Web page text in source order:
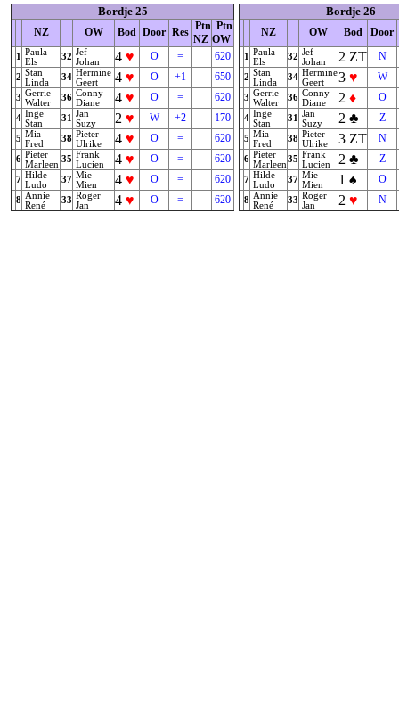
Bordje 25
NZ OW Bod Door Res Ptn
NZ
Ptn
OW
1
Paula
Els
32 Jef
Johan
4 ♥ O = 620
2 Stan
Linda
34 Hermine
Geert
4 ♥ O +1 650
3 Gerrie
Walter
36 Conny
Diane
4 ♥ O = 620
4 Inge
Stan
31
Jan
Suzy
2 ♥ W +2 170
5 Mia
Fred
38 Pieter
Ulrike
4 ♥ O = 620
6 Pieter
Marleen
35 Frank
Lucien
4 ♥ O = 620
7 Hilde
Ludo
37 Mie
Mien
4 ♥ O = 620
8 Annie
René
33 Roger
Jan
4 ♥ O = 620
Bordje 26
NZ OW Bod Door
1
Paula
Els
32 Jef
Johan
2 ZT N
2 Stan
Linda
34 Hermine
Geert
3 ♥ W
3 Gerrie
Walter
36 Conny
Diane
2 ♦ O
4 Inge
Stan
31
Jan
Suzy
2 ♣ Z
5 Mia
Fred
38 Pieter
Ulrike
3 ZT N
6 Pieter
Marleen
35 Frank
Lucien
2 ♣ Z
7 Hilde
Ludo
37 Mie
Mien
1 ♠ O
8 Annie
René
33 Roger
Jan
2 ♥ N